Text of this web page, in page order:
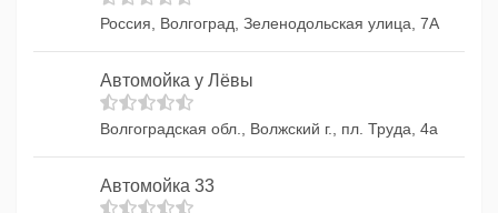
Россия, Волгоград, Зеленодольская улица, 7А
Автомойка у Лёвы
Волгоградская обл., Волжский г., пл. Труда, 4а
Автомойка 33